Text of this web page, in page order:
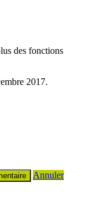
des fonctions
2017.
Annuler